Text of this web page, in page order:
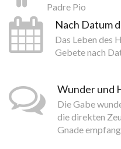
Padre Pio
Nach Datum
Das Leben des
Gebete nach
Wunder und
Die Gabe
die direkten
Gnade